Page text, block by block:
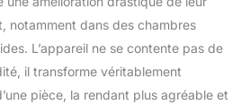
notamment dans des chambres
L’appareil ne se contente pas de
il transforme véritablement
pièce, la rendant plus agréable et